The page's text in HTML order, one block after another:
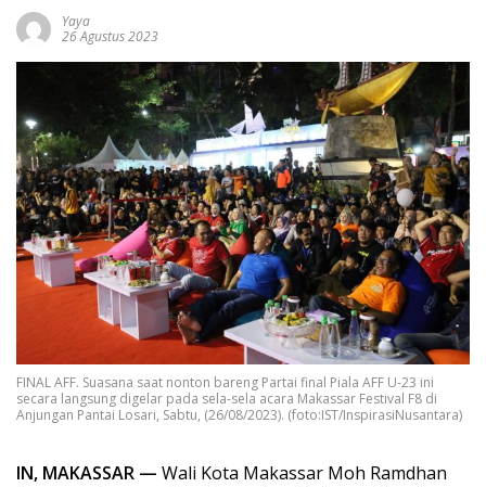
Yaya
26 Agustus 2023
FINAL AFF. Suasana saat nonton bareng Partai final Piala AFF U-23 ini
secara langsung digelar pada sela-sela acara Makassar Festival F8 di
Anjungan Pantai Losari, Sabtu, (26/08/2023). (foto:IST/InspirasiNusantara)
IN, MAKASSAR — Wali Kota Makassar Moh Ramdhan